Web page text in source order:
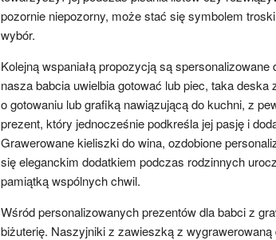
pozornie niepozorny, może stać się symbolem
wybór.
Kolejną wspaniałą propozycją są
nasza babcia uwielbia gotować lub piec, taka deska
o gotowaniu lub grafiką nawiązującą do kuchni, z
prezent, który jednocześnie podkreśla jej pasję i
Grawerowane kieliszki do wina, ozdobione
się eleganckim dodatkiem podczas rodzinnych
pamiątką wspólnych chwil.
Wśród personalizowanych prezentów dla babci z
biżuterię. Naszyjniki z zawieszką z wygrawerowaną